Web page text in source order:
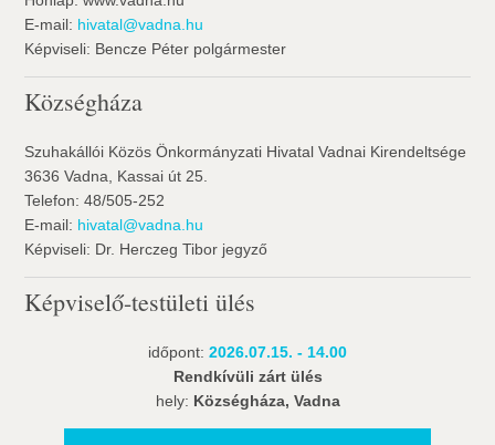
E-mail: hivatal@vadna.hu
Képviseli: Bencze Péter polgármester
Községháza
Szuhakállói Közös Önkormányzati Hivatal Vadnai Kirendeltsége
3636 Vadna, Kassai út 25.
Telefon: 48/505-252
E-mail: hivatal@vadna.hu
Képviseli: Dr. Herczeg Tibor jegyző
Képviselő-testületi ülés
időpont: 2026.07.15. - 14.00
Rendkívüli zárt ülés
hely: Községháza, Vadna